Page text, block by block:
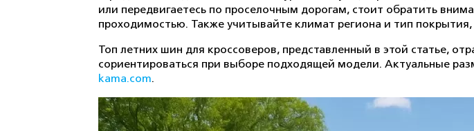
или передвигаетесь по проселочным дорогам, стоит обратить
проходимостью. Также учитывайте климат региона и тип
Топ летних шин для кроссоверов, представленный в этой статье,
сориентироваться при выборе подходящей модели. Актуальные
kama.com.